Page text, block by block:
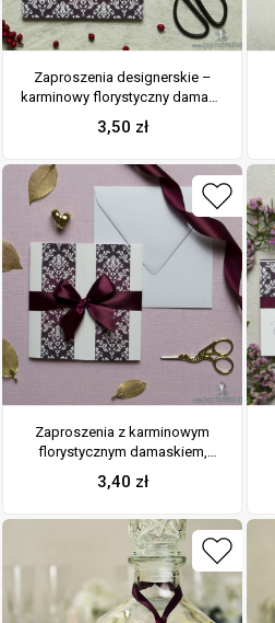
Zaproszenia designerskie –
karminowy florystyczny damask
z jasnym motywem kwiatowym
oraz satynową kokardką. ZAP-
3,50 zł
Zaproszenia z karminowym
florystycznym damaskiem,
przewiązane wstążką po
środku. ZAP-21-04
3,40 zł